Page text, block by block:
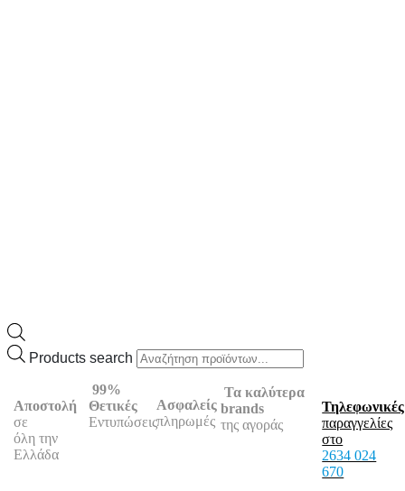
Products search
Αποστολή
σε
όλη την
Ελλάδα
99%
Θετικές
Εντυπώσεις
Ασφαλείς
πληρωμές
Τα καλύτερα
brands
της αγοράς
Τηλεφωνικές
παραγγελίες
στο
2634 024
670